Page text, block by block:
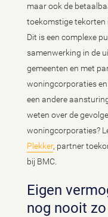
maar ook de
toekomstige tekorten
Dit is een complexe
samenwerking in de
gemeenten en met
woningcorporaties
een andere
weten over de
woningcorporaties?
Plekker, partner
bij BMC.
Eigen vermogen gemeenten was
nog nooit